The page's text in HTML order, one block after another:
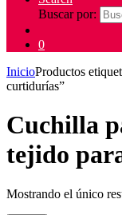
Buscar por:
0
InicioProductos
curtidurías”
Cuchilla
tejido
Mostrando el único